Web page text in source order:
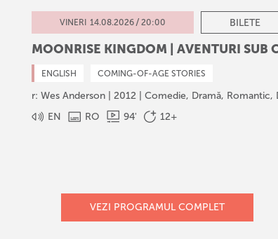
VINERI 14.08.2026 / 20:00 BILETE
MOONRISE KINGDOM | AVENTURI SUB
ENGLISH COMING-OF-AGE STORIES
r: Wes Anderson | 2012 | Comedie, Dramă, Romantic,
EN
RO 94' 12+
VEZI PROGRAMUL COMPLET